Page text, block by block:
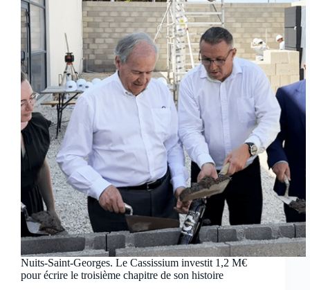
Nuits-Saint-Georges. Le Cassissium investit 1,2 M€
pour écrire le troisième chapitre de son histoire